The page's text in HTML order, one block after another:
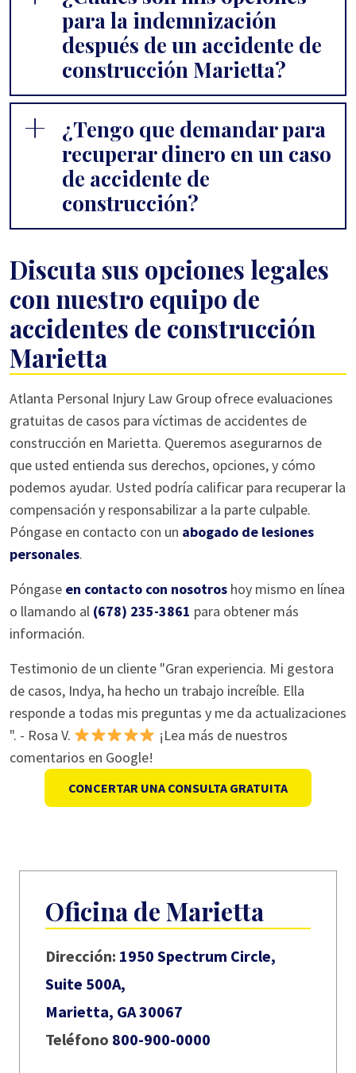
para la indemnización
después de un accidente de
construcción Marietta?
¿Tengo que demandar para
recuperar dinero en un caso
de accidente de
construcción?
Discuta sus opciones legales
con nuestro equipo de
accidentes de construcción
Marietta
Atlanta Personal Injury Law Group ofrece evaluaciones
gratuitas de casos para víctimas de accidentes de
construcción en Marietta. Queremos asegurarnos de
que usted entienda sus derechos, opciones, y cómo
podemos ayudar. Usted podría calificar para recuperar la
compensación y responsabilizar a la parte culpable.
Póngase en contacto con un abogado de lesiones
personales.
Póngase en contacto con nosotros hoy mismo en línea
o llamando al (678) 235-3861 para obtener más
información.
Testimonio de un cliente "Gran experiencia. Mi gestora
de casos, Indya, ha hecho un trabajo increíble. Ella
responde a todas mis preguntas y me da actualizaciones
". - Rosa V.
¡Lea más de nuestros
comentarios en Google!
CONCERTAR UNA CONSULTA GRATUITA
Oficina de Marietta
Dirección: 1950 Spectrum Circle,
Suite 500A,
Marietta, GA 30067
Teléfono 800-900-0000